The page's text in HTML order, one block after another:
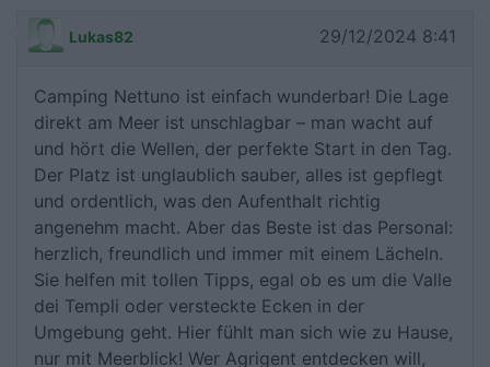
Lukas82 29/12/2024 8:41
Camping Nettuno ist einfach wunderbar! Die Lage
direkt am Meer ist unschlagbar – man wacht auf
und hört die Wellen, der perfekte Start in den Tag.
Der Platz ist unglaublich sauber, alles ist gepflegt
und ordentlich, was den Aufenthalt richtig
angenehm macht. Aber das Beste ist das Personal:
herzlich, freundlich und immer mit einem Lächeln.
Sie helfen mit tollen Tipps, egal ob es um die Valle
dei Templi oder versteckte Ecken in der
Umgebung geht. Hier fühlt man sich wie zu Hause,
nur mit Meerblick! Wer Agrigent entdecken will,